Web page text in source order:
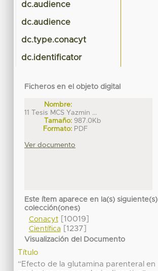
dc.audience
dc.audience
dc.type.conacyt
dc.identificator
Ficheros en el objeto digital
Nombre:
11 Tesis MCS Yazmin ...
Tamaño: 987.0Kb
Formato: PDF
Ver documento
Este ítem aparece en la(s) siguiente(s)
colección(ones)
Conacyt[10019]
Científica[1237]
Visualización del Documento
Título
“Efecto de la glutamina parenteral en